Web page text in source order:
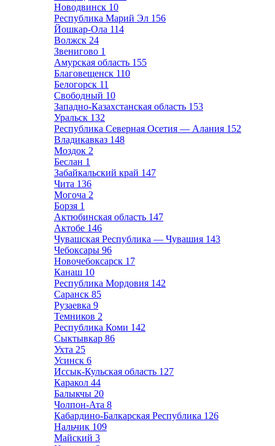
Новодвинск 10
Республика Марий Эл 156
Йошкар-Ола 114
Волжск 24
Звенигово 1
Амурская область 155
Благовещенск 110
Белогорск 11
Свободный 10
Западно-Казахстанская область 153
Уральск 132
Республика Северная Осетия — Алания 152
Владикавказ 148
Моздок 2
Беслан 1
Забайкальский край 147
Чита 136
Могоча 2
Борзя 1
Актюбинская область 147
Актобе 146
Чувашская Республика — Чувашия 143
Чебоксары 96
Новочебоксарск 17
Канаш 10
Республика Мордовия 142
Саранск 85
Рузаевка 9
Темников 2
Республика Коми 142
Сыктывкар 86
Ухта 25
Усинск 6
Иссык-Кульская область 127
Каракол 44
Балыкчы 20
Чолпон-Ата 8
Кабардино-Балкарская Республика 126
Нальчик 109
Майский 3